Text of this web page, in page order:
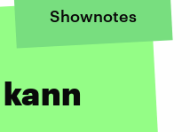
Shownotes